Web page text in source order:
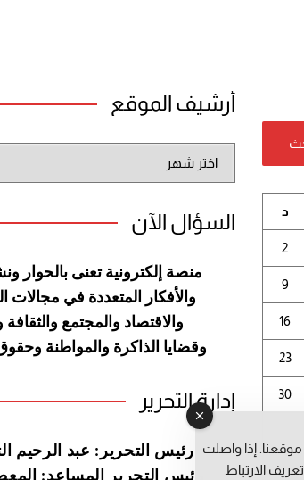
د
2
9
16
23
30
أرشيف الموقع
الموقع
السؤال الآن
منصة إلكترونية تعنى بالحوار
والأفكار المتعددة في مجالات
والاقتصاد والمجتمع والثقافة
وقضايا الذاكرة والمواطنة
إدارة التحرير
رئيس التحرير: عبد الرحيم
رئيس التحرير المساعد:
إذا واصلت
الارتباط